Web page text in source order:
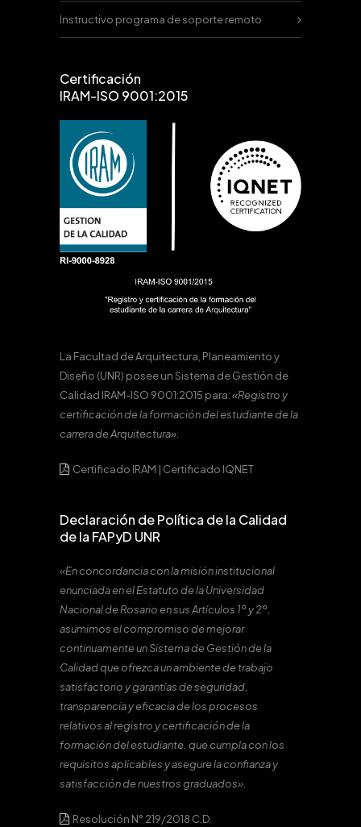
Instructivo programa de soporte remoto
Certificación
IRAM-ISO 9001:2015
La Facultad de Arquitectura, Planeamiento y
Diseño (UNR) posee un Sistema de Gestión de
Calidad IRAM-ISO 9001:2015 para:«Registro y
certificación de la formación del estudiante de la
carrera de Arquitectura».
Certificado IRAM | Certificado IQNET
Declaración de Política de la Calidad
de la FAPyD UNR
«En concordancia con la misión institucional
enunciada en el Estatuto de la Universidad
Nacional de Rosario en sus Artículos 1º y 2º,
asumimos el compromiso de mejorar
continuamente un Sistema de Gestión de la
Calidad que ofrezca un ambiente de trabajo
satisfactorio y garantías de seguridad,
transparencia y eficacia de los procesos
relativos al registro y certificación de la
formación del estudiante, que cumpla con los
requisitos aplicables y asegure la confianza y
satisfacción de nuestros graduados».
Resolución N° 219/2018 C.D.